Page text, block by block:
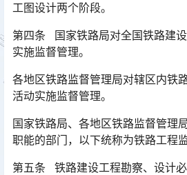
工图设计两个阶段。󠅅󠅃󠄵󠅂󠄪󠇖󠆨󠆨󠇕󠆞󠆒󠅬󠇘󠆭󠆘󠇙󠆝󠅵󠇗󠆭󠆁󠄐󠇗󠅹󠅸󠇖󠆍󠅳󠇖󠅹󠅰󠇖󠆌󠅹
第四条 国家铁路局对全国铁路建
实施监督管理。
各地区铁路监督管理局对辖区内铁
活动实施监督管理。
国家铁路局、各地区铁路监督管理
职能的部门，以下统称为铁路工程监
第五条 铁路建设工程勘察、设计